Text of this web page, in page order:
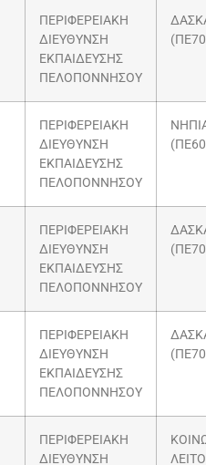
ΠΕΡΙΦΕΡΕΙΑΚΗ
ΔΙΕΥΘΥΝΣΗ
ΕΚΠΑΙΔΕΥΣΗΣ
ΠΕΛΟΠΟΝΝΗΣΟΥ
ΠΕΡΙΦΕΡΕΙΑΚΗ
ΔΙΕΥΘΥΝΣΗ
ΕΚΠΑΙΔΕΥΣΗΣ
ΠΕΛΟΠΟΝΝΗΣΟΥ
ΠΕΡΙΦΕΡΕΙΑΚΗ
ΔΙΕΥΘΥΝΣΗ
ΕΚΠΑΙΔΕΥΣΗΣ
ΠΕΛΟΠΟΝΝΗΣΟΥ
ΠΕΡΙΦΕΡΕΙΑΚΗ
ΔΙΕΥΘΥΝΣΗ
ΕΚΠΑΙΔΕΥΣΗΣ
ΠΕΛΟΠΟΝΝΗΣΟΥ
ΠΕΡΙΦΕΡΕΙΑΚΗ
ΔΙΕΥΘΥΝΣΗ